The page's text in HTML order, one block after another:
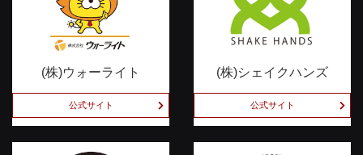
(株)ウォーライト
公式サイト
(株)シェイクハンズ
公式サイト